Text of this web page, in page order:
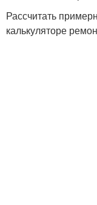
Рассчитать
калькуляторе